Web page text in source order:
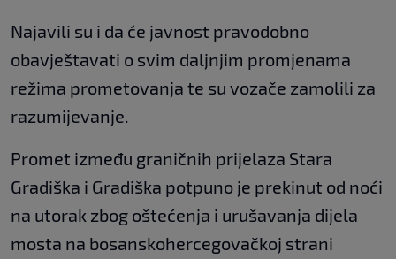
Najavili su i da će javnost pravodobno
obavještavati o svim daljnjim promjenama
režima prometovanja te su vozače zamolili za
razumijevanje.
Promet između graničnih prijelaza Stara
Gradiška i Gradiška potpuno je prekinut od noći
na utorak zbog oštećenja i urušavanja dijela
mosta na bosanskohercegovačkoj strani